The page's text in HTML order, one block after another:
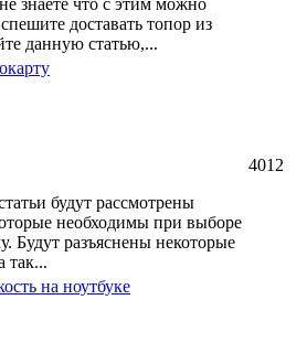
знаете что с этим можно
доставать топор из
данную статью,...
будут рассмотрены
необходимы при выборе
Будут разъяснены некоторые
так...
4012
на ноутбуке